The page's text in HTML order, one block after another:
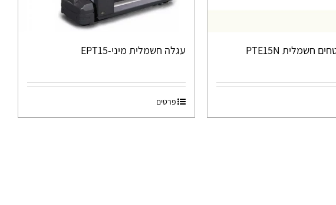
עגלת משטחים חשמלית PTE15N
עגלה חשמלית מיני-EPT15
פרטים